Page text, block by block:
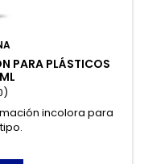
PARA PLÁSTICOS
incolora para